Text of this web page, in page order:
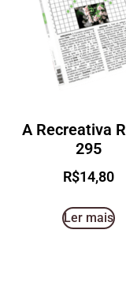
A Recreativa
295
R$14,80
Ler mais